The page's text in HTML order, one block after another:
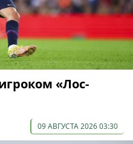
«Лос-
09 АВГУСТА 2026 03:30